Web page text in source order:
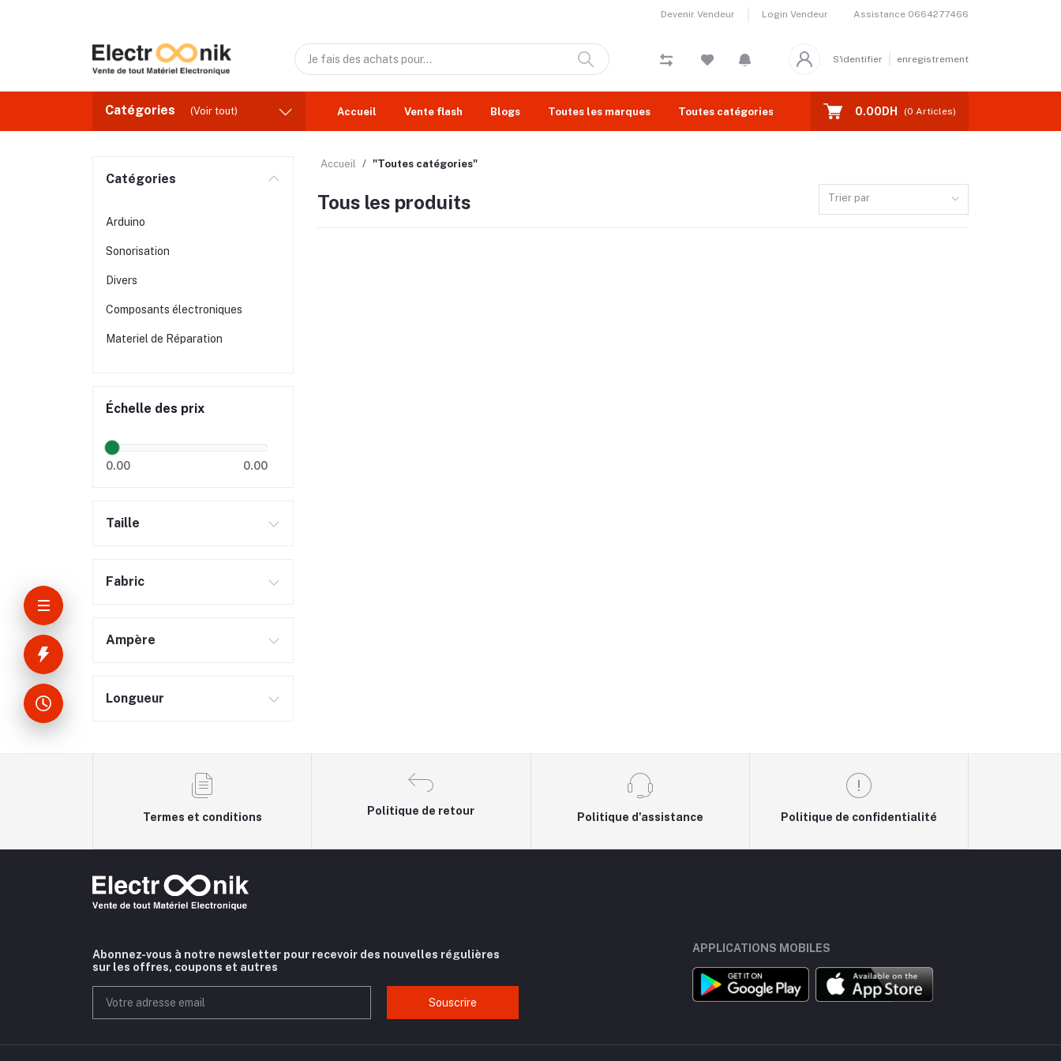
Devenir Vendeur Login Vendeur Assistance 0664277466
S'identifier enregistrement
Catégories (Voir tout) Accueil Vente flash Blogs Toutes les marques Toutes catégories 0.00DH (0 Articles)
Catégories
Arduino
Sonorisation
Divers
Composants électroniques
Materiel de Réparation
Échelle des prix
0.00 0.00
Taille
Fabric
Ampère
Longueur
Accueil "Toutes catégories"
Tous les produits Trier par
Termes et conditions
Politique de retour
Politique d'assistance Politique de confidentialité
Abonnez-vous à notre newsletter pour recevoir des nouvelles régulières
sur les offres, coupons et autres
Souscrire
APPLICATIONS MOBILES